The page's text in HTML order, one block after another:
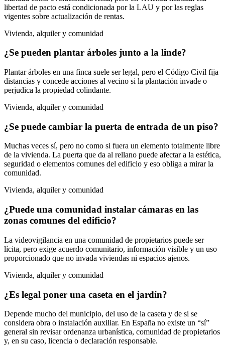
libertad de pacto está condicionada por la LAU y por las reglas
vigentes sobre actualización de rentas.
Vivienda, alquiler y comunidad
¿Se pueden plantar árboles junto a la linde?
Plantar árboles en una finca suele ser legal, pero el Código Civil fija
distancias y concede acciones al vecino si la plantación invade o
perjudica la propiedad colindante.
Vivienda, alquiler y comunidad
¿Se puede cambiar la puerta de entrada de un piso?
Muchas veces sí, pero no como si fuera un elemento totalmente libre
de la vivienda. La puerta que da al rellano puede afectar a la estética,
seguridad o elementos comunes del edificio y eso obliga a mirar la
comunidad.
Vivienda, alquiler y comunidad
¿Puede una comunidad instalar cámaras en las
zonas comunes del edificio?
La videovigilancia en una comunidad de propietarios puede ser
lícita, pero exige acuerdo comunitario, información visible y un uso
proporcionado que no invada viviendas ni espacios ajenos.
Vivienda, alquiler y comunidad
¿Es legal poner una caseta en el jardín?
Depende mucho del municipio, del uso de la caseta y de si se
considera obra o instalación auxiliar. En España no existe un “sí”
general sin revisar ordenanza urbanística, comunidad de propietarios
y, en su caso, licencia o declaración responsable.